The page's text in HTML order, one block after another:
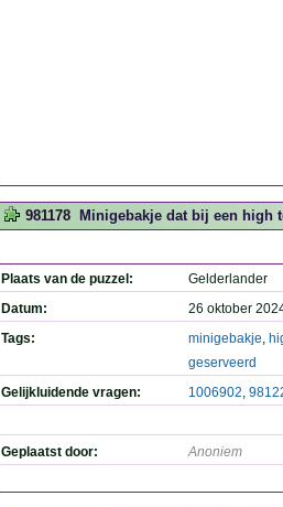
981178 Minigebakje dat bij een high
Plaats van de puzzel:
Gelderlander
Datum:
26 oktober
Tags:
minigebakje,
geserveerd
Gelijkluidende vragen:
1006902,
Geplaatst door: Anoniem